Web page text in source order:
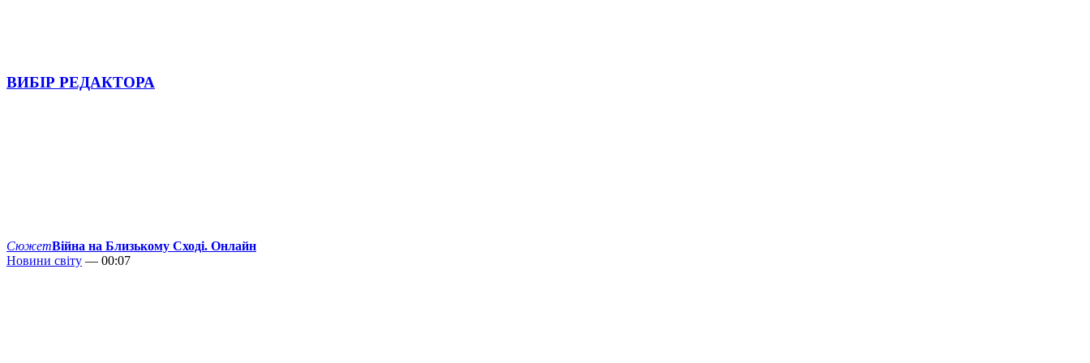
ВИБІР РЕДАКТОРА
СюжетВійна на Близькому Сході. Онлайн
Новини світу — 00:07